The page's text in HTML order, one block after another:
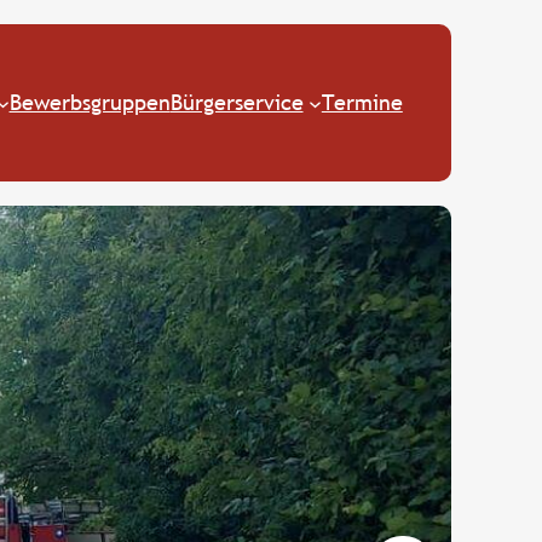
BewerbsgruppenBürgerservice Termine